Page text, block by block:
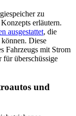
zu
erläutern.
ausgestattet, die
Diese
Fahrzeugs mit Strom
für überschüssige
und